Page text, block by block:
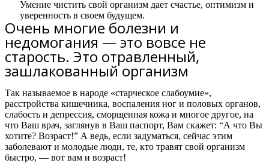
Умение чистить свой организм дает счастье, оптимизм и
уверенность в своем будущем.
Очень многие болезни и
недомогания — это вовсе не
старость. Это отравленный,
зашлакованный организм
Так называемое в народе «старческое слабоумие»,
расстройства кишечника, воспаления ног и половых органов,
слабость и депрессия, сморщенная кожа и многое другое, на
что Ваш врач, заглянув в Ваш паспорт, Вам скажет: “А что Вы
хотите? Возраст!” А ведь, если задуматься, сейчас этим
заболевают и молодые люди, те, кто травят свой организм
быстро, — вот вам и возраст!